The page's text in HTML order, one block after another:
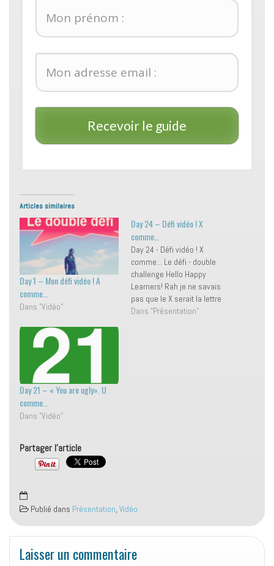
Recevoir le guide
Articles similaires
Day 1 – Mon défi vidéo ! A
comme…
Dans "Vidéo"
Day 24 – Défi vidéo ! X
comme…
Day 24 - Défi vidéo ! X
comme... Le défi - double
challenge Hello Happy
Learners! Rah je ne savais
pas que le X serait la lettre
du jour en ce jour spécial
Dans "Présentation"
Day 21 – « You are ugly». U
comme…
Dans "Vidéo"
Partager l'article
Publié dans Présentation, Vidéo
Laisser un commentaire